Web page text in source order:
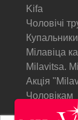
Kifa
Чоловічі
Купальники
Мілавіца
Milavitsa.
Акція
Чоловікам